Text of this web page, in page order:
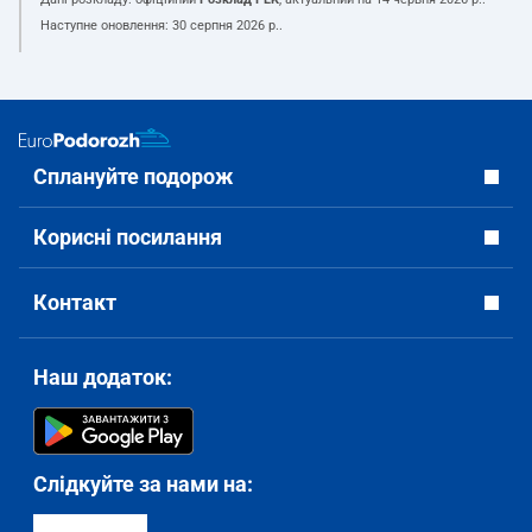
Наступне оновлення: 30 серпня 2026 р..
Сплануйте подорож
Корисні посилання
Контакт
Наш додаток:
Слідкуйте за нами на: